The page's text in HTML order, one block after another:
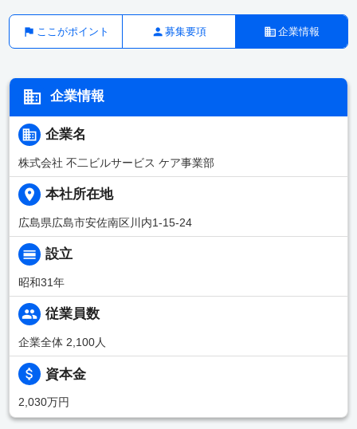
ここがポイント 募集要項 企業情報
企業情報
企業名
株式会社 不二ビルサービス ケア事業部
本社所在地
広島県広島市安佐南区川内1-15-24
設立
昭和31年
従業員数
企業全体 2,100人
資本金
2,030万円